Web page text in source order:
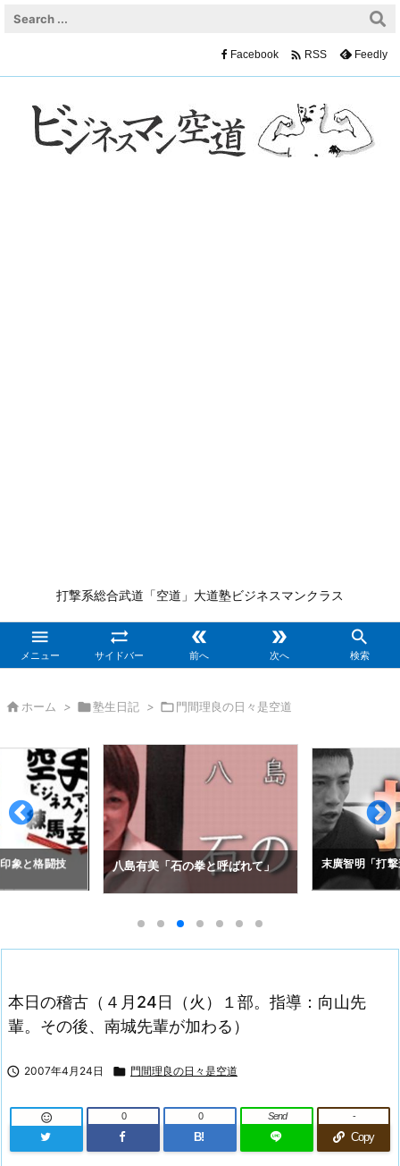
打撃系総合武道「空道」大道塾ビジネスマンクラス

メニュー

サイドバー

前へ

次へ

検索
Facebook  RSS Feedly
 ホーム > 塾生日記 > 門間理良の日々是空道
呼ばれて」 末廣智明「打撃道」
アレクセイ・
の空道入門」
本日の稽古（４月24日（火）１部。指導：向山先
輩。その後、南城先輩が加わる）
 2007年4月24日  門間理良の日々是空道
 0
B!
0 Send
Copy
-